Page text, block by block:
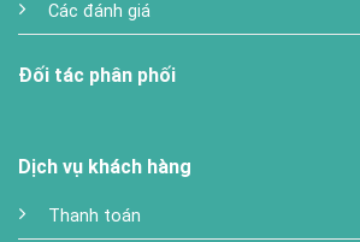
Các đánh giá
Đối tác phân phối
Dịch vụ khách hàng
Thanh toán